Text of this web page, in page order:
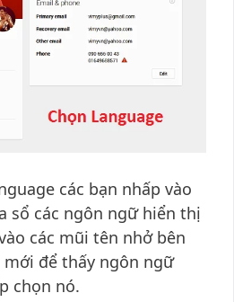
các bạn nhấp vào
sổ các ngôn ngữ hiển thị
các mũi tên nhở bên
để thấy ngôn ngữ
chọn nó.